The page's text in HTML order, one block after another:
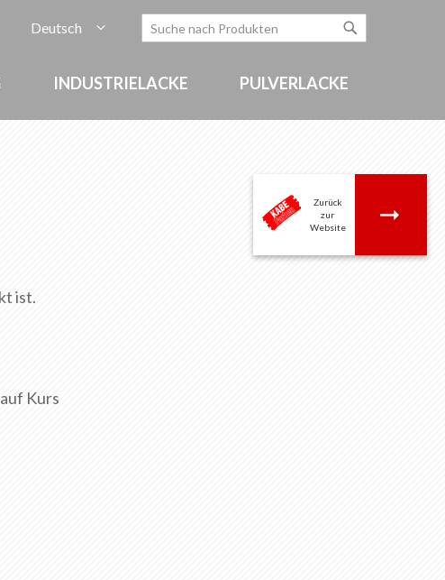
Deutsch
Search
Zurück
zur
Website
INDUSTRIELACKE PULVERLACKE
ist.
Kurs